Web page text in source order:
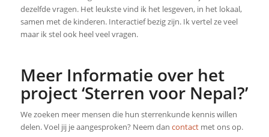
dezelfde vragen. Het leukste vind ik het lesgeven, in het lokaal,
samen met de kinderen. Interactief bezig zijn. Ik vertel ze veel
maar ik stel ook heel veel vragen.
Meer Informatie over het
project ‘Sterren voor Nepal?’
We zoeken meer mensen die hun sterrenkunde kennis willen
delen. Voel jij je aangesproken? Neem dan contact met ons op.